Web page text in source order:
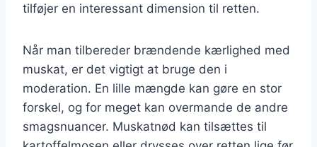
tilføjer en interessant dimension til retten.
Når man tilbereder brændende kærlighed med
muskat, er det vigtigt at bruge den i
moderation. En lille mængde kan gøre en stor
forskel, og for meget kan overmande de andre
smagsnuancer. Muskatnød kan tilsættes til